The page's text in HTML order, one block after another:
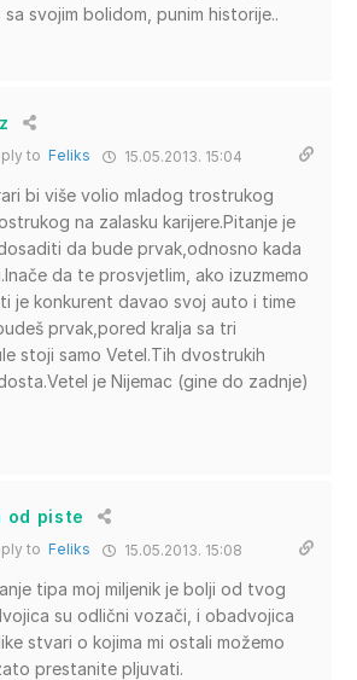
sa svojim bolidom, punim historije..
to Feliks 15.05.2013. 15:04
bi više volio mladog trostrukog
na zalasku karijere.Pitanje je
da bude prvak,odnosno kada
da te prosvjetlim, ako izuzmemo
je konkurent davao svoj auto i time
prvak,pored kralja sa tri
stoji samo Vetel.Tih dvostrukih
je Nijemac (gine do zadnje)
od piste
to Feliks 15.05.2013. 15:08
tipa moj miljenik je bolji od tvog
su odlični vozači, i obadvojica
stvari o kojima mi ostali možemo
prestanite pljuvati.